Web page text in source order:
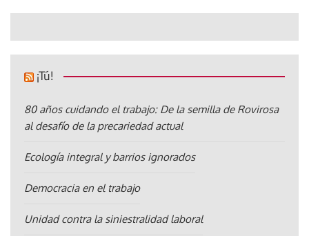
¡Tú!
80 años cuidando el trabajo: De la semilla de Rovirosa
al desafío de la precariedad actual
Ecología integral y barrios ignorados
Democracia en el trabajo
Unidad contra la siniestralidad laboral